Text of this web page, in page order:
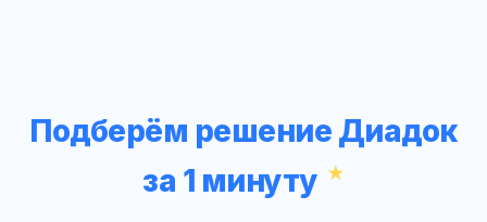
Подберём решение Диадок
за 1 минуту